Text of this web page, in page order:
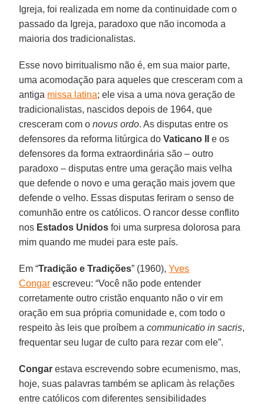
Igreja, foi realizada em nome da continuidade com o
passado da Igreja, paradoxo que não incomoda a
maioria dos tradicionalistas.
Esse novo birritualismo não é, em sua maior parte,
uma acomodação para aqueles que cresceram com a
antiga missa latina; ele visa a uma nova geração de
tradicionalistas, nascidos depois de 1964, que
cresceram com onovus ordo. As disputas entre os
defensores da reforma litúrgica doVaticano II
e os
defensores da forma extraordinária são – outro
paradoxo – disputas entre uma geração mais velha
que defende o novo e uma geração mais jovem que
defende o velho. Essas disputas feriram o senso de
comunhão entre os católicos. O rancor desse conflito
nos Estados Unidos foi uma surpresa dolorosa para
mim quando me mudei para este país.
Em “Tradição e Tradições” (1960),Yves
Congar escreveu: “Você não pode entender
corretamente outro cristão enquanto não o vir em
oração em sua própria comunidade e, com todo o
respeito às leis que proíbem acommunicatio in sacris,
frequentar seu lugar de culto para rezar com ele”.
Congar estava escrevendo sobre ecumenismo, mas,
hoje, suas palavras também se aplicam às relações
entre católicos com diferentes sensibilidades